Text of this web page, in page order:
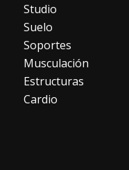
Studio
Suelo
Soportes
Musculación
Estructuras
Cardio